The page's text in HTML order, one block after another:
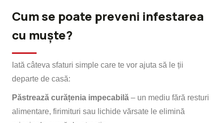
Cum se poate preveni infestarea
cu muște?
Iată câteva sfaturi simple care te vor ajuta să le ții
departe de casă:
Păstrează curățenia impecabilă – un mediu fără resturi
alimentare, firimituri sau lichide vărsate le elimină